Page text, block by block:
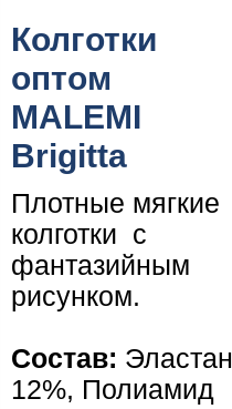
Колготки
оптом
MALEMI
Brigitta
Плотные мягкие
колготки с
фантазийным
рисунком.
Состав: Эластан
12%, Полиамид